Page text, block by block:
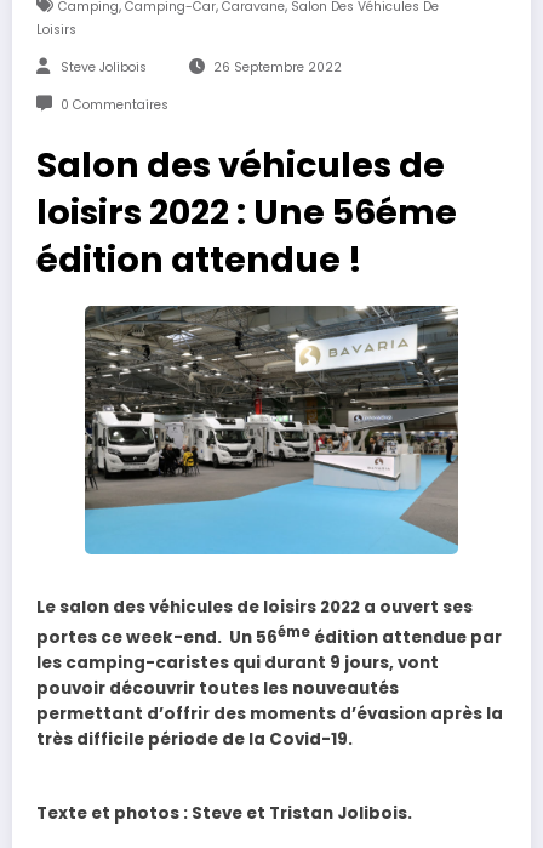
Camping, Camping-Car, Caravane, Salon Des Véhicules De
Loisirs
Steve Jolibois 26 Septembre 2022
0 Commentaires
Salon des véhicules de
loisirs 2022 : Une 56éme
édition attendue !
Le salon des véhicules de loisirs 2022 a ouvert ses
portes ce week-end. Un 56éme édition attendue par
les camping-caristes qui durant 9 jours, vont
pouvoir découvrir toutes les nouveautés
permettant d’offrir des moments d’évasion après la
très difficile période de la Covid-19.
Texte et photos : Steve et Tristan Jolibois.